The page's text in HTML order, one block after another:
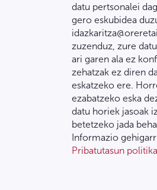
datu pertsonalei
gero eskubidea
zuzenduz, zure
ari garen ala ez
zehatzak ez diren
eskatzeko ere.
ezabatzeko eska
datu horiek jasoak
betetzeko jada
Informazio
Pribatutasun